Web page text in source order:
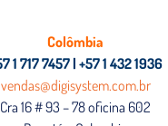
Colômbia
1 717 7457 | +57 1 432 1936
vendas@digisystem.com.br
Cra 16 # 93 – 78 oficina 602